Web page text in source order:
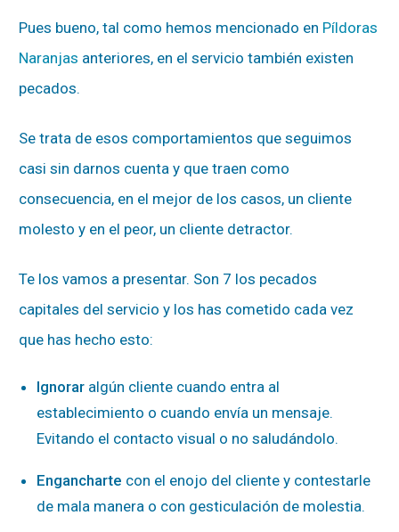
Pues bueno, tal como hemos mencionado en Píldoras
Naranjas anteriores, en el servicio también existen
pecados.
Se trata de esos comportamientos que seguimos
casi sin darnos cuenta y que traen como
consecuencia, en el mejor de los casos, un cliente
molesto y en el peor, un cliente detractor.
Te los vamos a presentar. Son 7 los pecados
capitales del servicio y los has cometido cada vez
que has hecho esto:
Ignorar algún cliente cuando entra al
establecimiento o cuando envía un mensaje.
Evitando el contacto visual o no saludándolo.
Engancharte con el enojo del cliente y contestarle
de mala manera o con gesticulación de molestia.